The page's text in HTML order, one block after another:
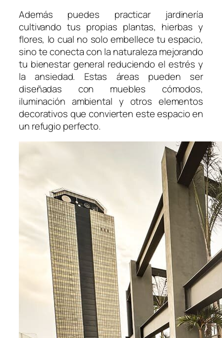
Además puedes practicar jardinería
cultivando tus propias plantas, hierbas y
flores, lo cual no solo embellece tu espacio,
sino te conecta con la naturaleza mejorando
tu bienestar general reduciendo el estrés y
la ansiedad. Estas áreas pueden ser
diseñadas con muebles cómodos,
iluminación ambiental y otros elementos
decorativos que convierten este espacio en
un refugio perfecto.